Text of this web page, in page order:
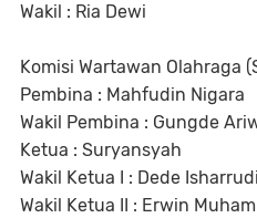
Wakil : Ria Dewi
Komisi Wartawan Olahraga
Pembina : Mahfudin Nigara
Wakil Pembina : Gungde
Ketua : Suryansyah
Wakil Ketua I : Dede
Wakil Ketua II : Erwin